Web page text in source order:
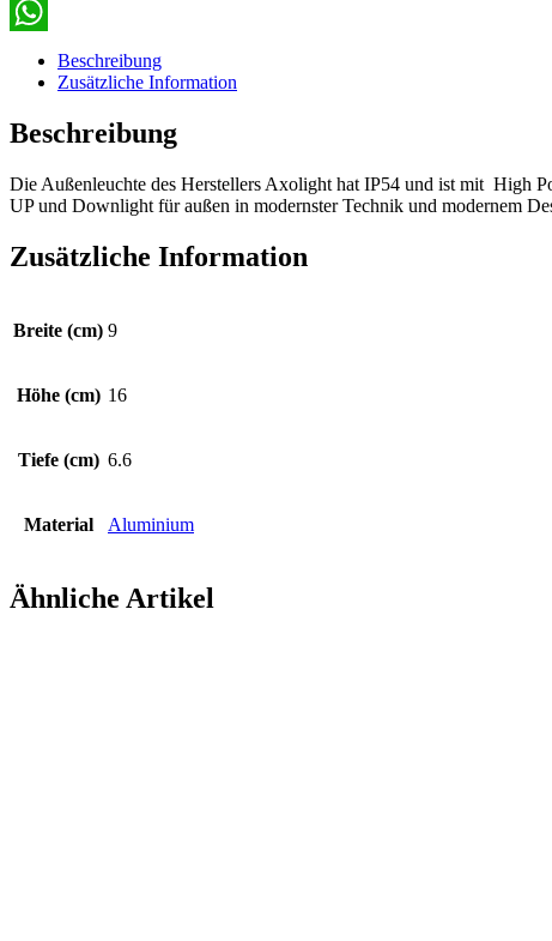
Email
WhatsApp
Beschreibung
Zusätzliche Information
Beschreibung
Die Außenleuchte des Herstellers Axolight hat IP54 und ist mit High
UP und Downlight für außen in modernster Technik und modernem
Zusätzliche Information
Breite (cm) 9
Höhe (cm) 16
Tiefe (cm) 6.6
Material Aluminium
Ähnliche Artikel